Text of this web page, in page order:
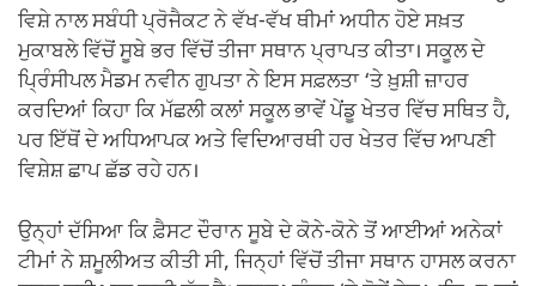
ਵਿਸ਼ੇ ਨਾਲ ਸਬੰਧੀ ਪ੍ਰੋਜੈਕਟ ਨੇ ਵੱਖ-ਵੱਖ ਥੀਮਾਂ ਅਧੀਨ ਹੋਏ ਸਖ਼ਤ
ਮੁਕਾਬਲੇ ਵਿੱਚੋਂ ਸੂਬੇ ਭਰ ਵਿੱਚੋਂ ਤੀਜਾ ਸਥਾਨ ਪ੍ਰਾਪਤ ਕੀਤਾ। ਸਕੂਲ ਦੇ
ਪ੍ਰਿੰਸੀਪਲ ਮੈਡਮ ਨਵੀਨ ਗੁਪਤਾ ਨੇ ਇਸ ਸਫ਼ਲਤਾ ‘ਤੇ ਖ਼ੁਸ਼ੀ ਜ਼ਾਹਰ
ਕਰਦਿਆਂ ਕਿਹਾ ਕਿ ਮੱਛਲੀ ਕਲਾਂ ਸਕੂਲ ਭਾਵੇਂ ਪੇਂਡੂ ਖੇਤਰ ਵਿੱਚ ਸਥਿਤ ਹੈ,
ਪਰ ਇੱਥੋਂ ਦੇ ਅਧਿਆਪਕ ਅਤੇ ਵਿਦਿਆਰਥੀ ਹਰ ਖੇਤਰ ਵਿੱਚ ਆਪਣੀ
ਵਿਸ਼ੇਸ਼ ਛਾਪ ਛੱਡ ਰਹੇ ਹਨ।
ਉਨ੍ਹਾਂ ਦੱਸਿਆ ਕਿ ਫ਼ੈਸਟ ਦੌਰਾਨ ਸੂਬੇ ਦੇ ਕੋਨੇ-ਕੋਨੇ ਤੋਂ ਆਈਆਂ ਅਨੇਕਾਂ
ਟੀਮਾਂ ਨੇ ਸ਼ਮੂਲੀਅਤ ਕੀਤੀ ਸੀ, ਜਿਨ੍ਹਾਂ ਵਿੱਚੋਂ ਤੀਜਾ ਸਥਾਨ ਹਾਸਲ ਕਰਨਾ